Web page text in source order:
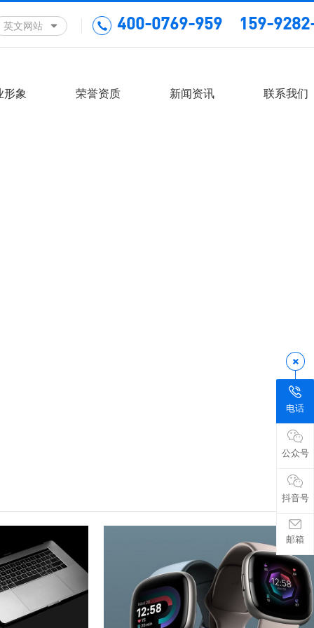
英文网站 400-0769-959 159-
形象 荣誉资质 新闻资讯 联系我们
电话
公众号
抖音号
邮箱